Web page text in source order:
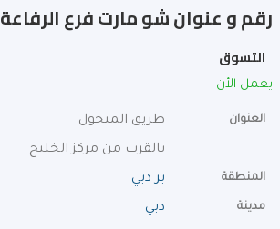
رقم و عنوان شو مارت فرع الرفاعة
التسوق
يعمل الأن
العنوان
طريق المنخول
بالقرب من مركز الخليج
المنطقة بر دبي
مدينة دبي